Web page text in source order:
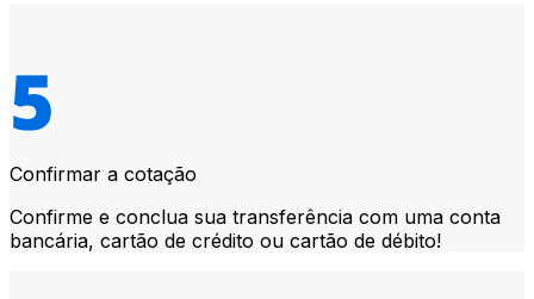
Confirmar a cotação
Confirme e conclua sua transferência com uma conta
bancária, cartão de crédito ou cartão de débito!